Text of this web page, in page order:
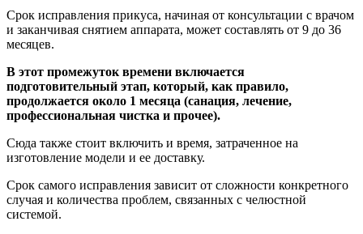
Срок исправления прикуса, начиная от консультации с врачом
и заканчивая снятием аппарата, может составлять от 9 до 36
месяцев.
В этот промежуток времени включается
подготовительный этап, который, как правило,
продолжается около 1 месяца (санация, лечение,
профессиональная чистка и прочее).
Сюда также стоит включить и время, затраченное на
изготовление модели и ее доставку.
Срок самого исправления зависит от сложности конкретного
случая и количества проблем, связанных с челюстной
системой.